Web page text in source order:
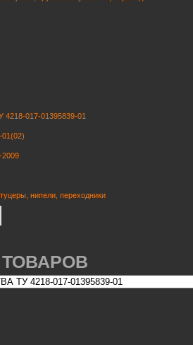
017-01395839-01
нипели, переходники